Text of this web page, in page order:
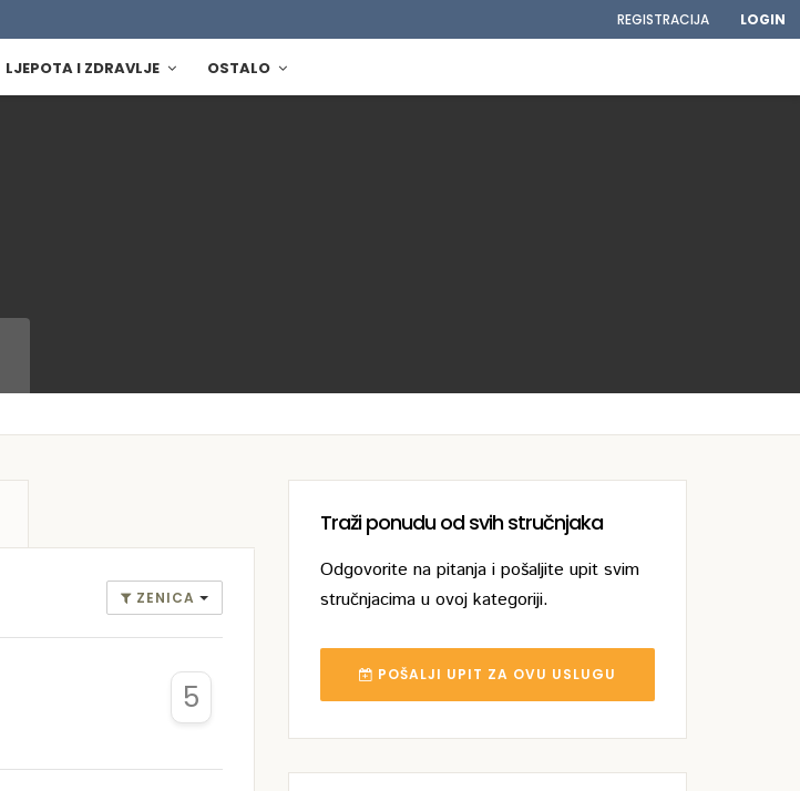
REGISTRACIJA LOGIN
LJEPOTA I ZDRAVLJE OSTALO
Traži ponudu od svih stručnjaka
Odgovorite na pitanja i pošaljite upit svim
stručnjacima u ovoj kategoriji.
POŠALJI UPIT ZA OVU USLUGU
ZENICA
5